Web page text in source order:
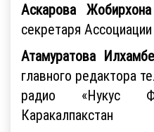
Аскарова
секретаря
Атамуратова
главного редактора
радио «Нукус
Каракалпакстан